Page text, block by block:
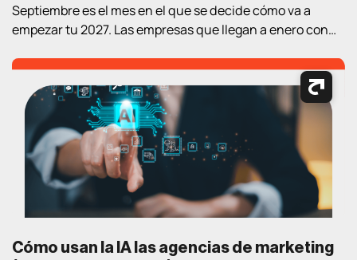
Septiembre es el mes en el que se decide cómo va a
empezar tu 2027. Las empresas que llegan a enero con
ventaja sobre las que empiezan a «mirar opciones» en el
nuevo año. Así que aquí va un ejercicio práctico de
lectura de verano: los cuatro […]
Cómo usan la IA las agencias de marketing